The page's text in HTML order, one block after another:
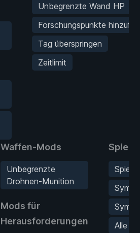
Unbegrenzte Wand HP
Forschungspunkte
Tag überspringen
Zeitlimit
Waffen-Mods
Unbegrenzte
Drohnen-Munition
Mods für
Herausforderungen
Spiel-
Alle